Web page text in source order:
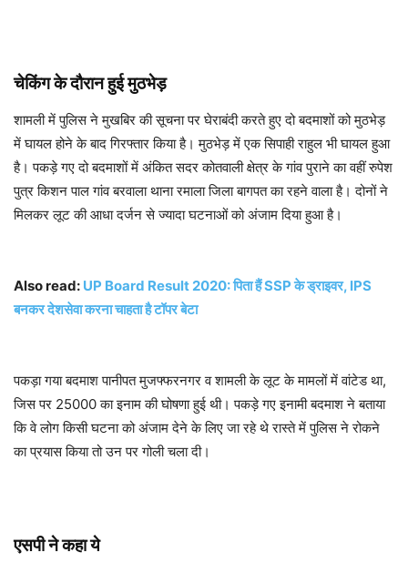
चेकिंग के दौरान हुई मुठभेड़
शामली में पुलिस ने मुखबिर की सूचना पर घेराबंदी करते हुए दो बदमाशों को मुठभेड़
में घायल होने के बाद गिरफ्तार किया है। मुठभेड़ में एक सिपाही राहुल भी घायल हुआ
है। पकड़े गए दो बदमाशों में अंकित सदर कोतवाली क्षेत्र के गांव पुराने का वहीं रुपेश
पुत्र किशन पाल गांव बरवाला थाना रमाला जिला बागपत का रहने वाला है। दोनों ने
मिलकर लूट की आधा दर्जन से ज्यादा घटनाओं को अंजाम दिया हुआ है।
Also read: UP Board Result 2020: पिता हैं SSP के ड्राइवर, IPS
बनकर देशसेवा करना चाहता है टॉपर बेटा
पकड़ा गया बदमाश पानीपत मुजफ्फरनगर व शामली के लूट के मामलों में वांटेड था,
जिस पर 25000 का इनाम की घोषणा हुई थी। पकड़े गए इनामी बदमाश ने बताया
कि वे लोग किसी घटना को अंजाम देने के लिए जा रहे थे रास्ते में पुलिस ने रोकने
का प्रयास किया तो उन पर गोली चला दी।
एसपी ने कहा ये